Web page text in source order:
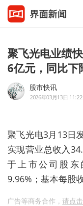
聚飞光电业绩
6亿元，同比下
股市快讯
2026年03月13日 11:22
聚飞光电3月13日
实现营业总收入
于上市公司股东
9.96%；基本每股
广告等商务合作， 请点